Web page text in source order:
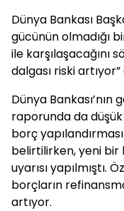
Dünya Bankası
gücünün olmadığı
ile karşılaşacağını
dalgası riski artıyor”
Dünya
raporunda da düşük
borç
belirtilirken, yeni
uyarısı
borçların
artıyor.